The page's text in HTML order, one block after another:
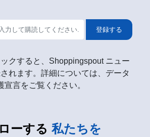
登録する
ックすると、Shoppingspout ニュー
れます。詳細については、データ
宣言をご覧ください。
ーする 私たちを